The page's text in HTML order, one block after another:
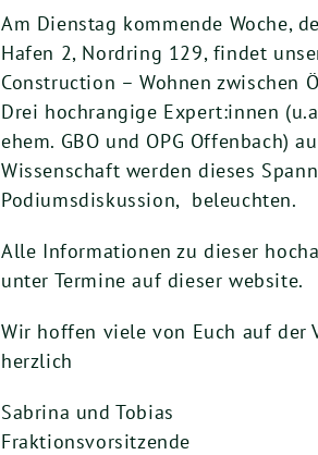
Am Dienstag kommende Woche,
Hafen 2, Nordring 129, findet
Construction – Wohnen zwischen
Drei hochrangige Expert:innen
ehem. GBO und OPG Offenbach)
Wissenschaft werden dieses
Podiumsdiskussion, beleuchten.
Alle Informationen zu dieser
unter Termine auf dieser website.
Wir hoffen viele von Euch auf der
herzlich
Sabrina und Tobias
Fraktionsvorsitzende